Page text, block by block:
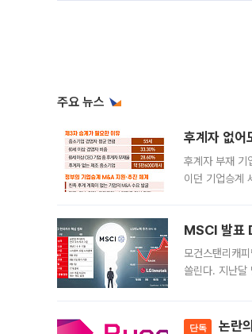
주요 뉴스
후계자 없어
후계자 부재 기
이던 기업승계
MSCI 발표
모건스탠리캐
쏠린다. 지난달
단독 논란